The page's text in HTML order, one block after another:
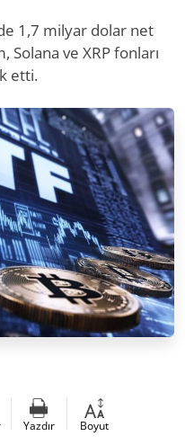
1,7 milyar dolar net
ve XRP fonları
etti.
Yazdır Boyut